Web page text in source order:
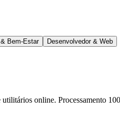
Bem-Estar Desenvolvedor & Web
online. Processamento